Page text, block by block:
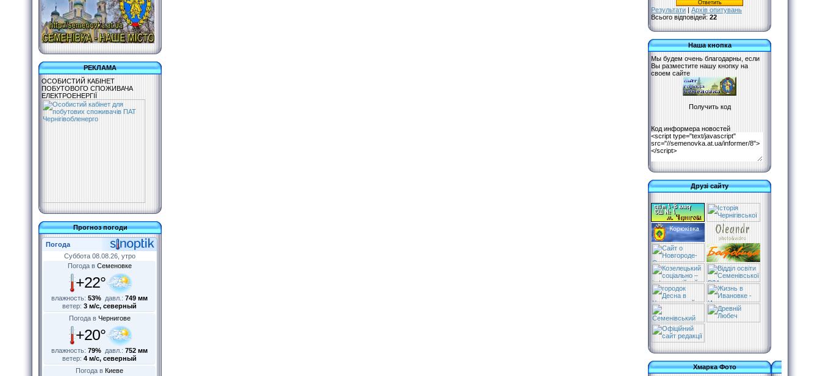
РЕКЛАМА
ОСОБИСТИЙ КАБІНЕТ
ПОБУТОВОГО СПОЖИВАЧА
ЕЛЕКТРОЕНЕРГІЇ
Прогноз погоди
Погода
Суббота 08.08.26, утро
Погода в Семеновке
+22°
влажность: 53% давл.: 749 мм
ветер: 3 м/с, северный
Погода в Чернигове
+20°
влажность: 79% давл.: 752 мм
ветер: 4 м/с, северный
Погода в Киеве
Результати | Архів опитувань
Всього відповідей: 22
Наша кнопка
Мы будем очень благодарны, если
Вы разместите нашу кнопку на
своем сайте
Код информера новостей
Друзі сайту
Хмарка Фото